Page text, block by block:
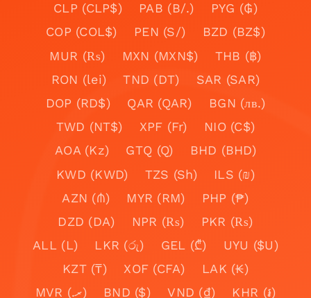
CLP (CLP$)
PAB (B/.)
PYG (₲)
COP (COL$)
PEN (S/)
BZD (BZ$)
MUR (₨)
MXN (MXN$)
THB (฿)
RON (lei)
TND (DT)
SAR (SAR)
DOP (RD$)
QAR (QAR)
BGN (лв.)
TWD (NT$)
XPF (Fr)
NIO (C$)
AOA (Kz)
GTQ (Q)
BHD (BHD)
KWD (KWD)
TZS (Sh)
ILS (₪)
AZN (₼)
MYR (RM)
PHP (₱)
DZD (DA)
NPR (₨)
PKR (₨)
ALL (L)
LKR (රු) GEL (₾)
UYU ($U)
KZT (₸)
XOF (CFA)
LAK (₭)
MVR (.ރ)
BND ($) VND (₫)
KHR (៛)